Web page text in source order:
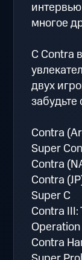
многое
С Contra
двух
забудьте
Contra
Super
Contra
Contra
Super C
Contra III:
Operation
Contra